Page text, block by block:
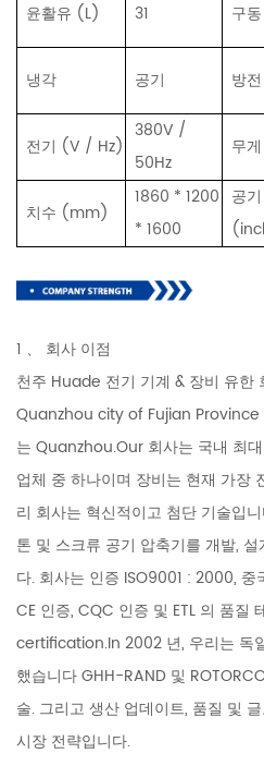
윤활유 (L) 31 구
냉각
공기 방
전기 (V / Hz)
380V /
50Hz
무
치수 (mm)
1860 * 1200
* 1600
공
1 、 회사 이점
천주 Huade 전기 기계 & 장비 유
Quanzhou city of Fujian
는 Quanzhou.Our 회사는 국내 최
업체 중 하나이며 장비는 현재 가장
리 회사는 혁신적이고 첨단 기술입
톤 및 스크류 공기 압축기를 개발,
다. 회사는 인증 ISO9001 : 2000,
CE 인증, CQC 인증 및 ETL 의 품질
certification.In 2002 년, 우리는 독
했습니다 GHH-RAND 및
술. 그리고 생산 업데이트, 품질 및
시장 전략입니다.